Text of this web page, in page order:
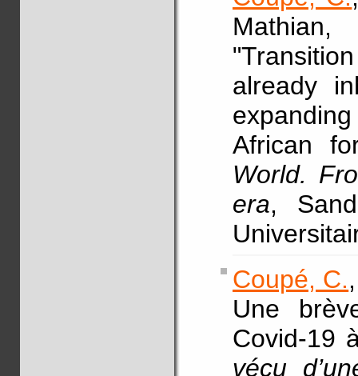
already
African
World.
era,
Coupé, C.
Une
Covid-19
vécu